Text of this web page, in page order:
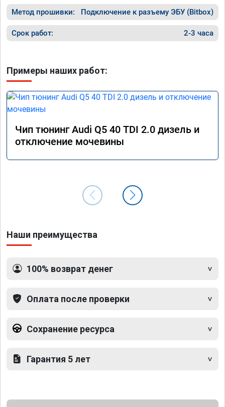
Метод прошивки: Подключение к разъему ЭБУ (Bitbox)
Срок работ: 2-3 часа
Примеры наших работ:
Чип тюнинг Audi Q5 40 TDI 2.0 дизель и
отключение мочевины
Наши преимущества
100% возврат денег
Оплата после проверки
Сохранение ресурса
Гарантия 5 лет